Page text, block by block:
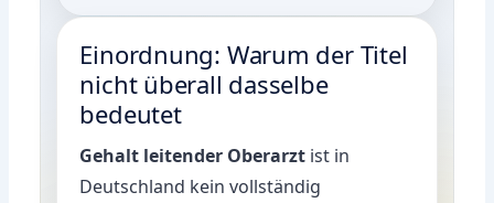
Einordnung: Warum der Titel
nicht überall dasselbe
bedeutet
Gehalt leitender Oberarzt ist in
Deutschland kein vollständig